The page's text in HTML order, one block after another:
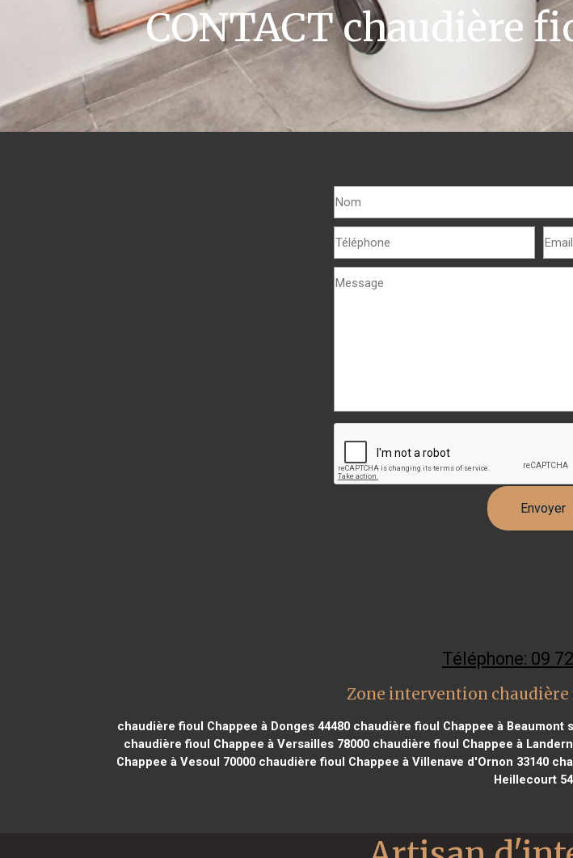
CONTACT chaudière
Téléphone: 09
Zone intervention chaudière
chaudière fioul Chappee à Donges 44480chaudière fioul Chappee à Beaumont
chaudière fioul Chappee à Versailles 78000 chaudière fioul Chappee à
Chappee à Vesoul 70000 chaudière fioul Chappee à Villenave d'Ornon 33140
Heillecourt